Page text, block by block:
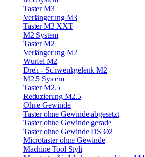
Taster M3
Verlängerung M3
Taster M3 XXT
M2 System
Taster M2
Verlängerung M2
Würfel M2
Dreh - Schwenkgelenk M2
M2.5 System
Taster M2.5
Reduzierung M2.5
Ohne Gewinde
Taster ohne Gewinde abgesetzt
Taster ohne Gewinde gerade
Taster ohne Gewinde DS Ø2
Microtaster ohne Gewinde
Machine Tool Styli